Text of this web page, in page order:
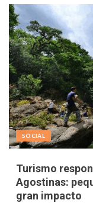
SOCIAL
Turismo
Agostinas:
gran impacto